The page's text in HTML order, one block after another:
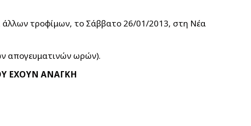
άλλων τροφίμων, το Σάββατο 26/01/2013, στη Νέα
απογευματινών ωρών).
ΕΧΟΥΝ ΑΝΑΓΚΗ